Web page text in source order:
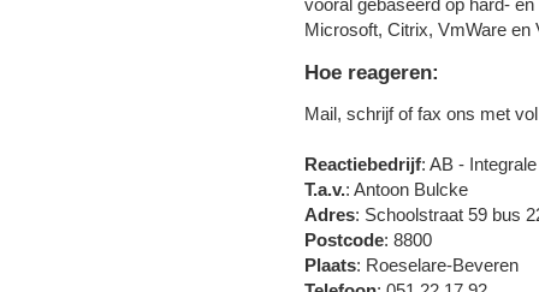
vooral gebaseerd op hard-
Microsoft, Citrix, VmWare en
Hoe reageren:
Mail, schrijf of fax ons met
Reactiebedrijf: AB -
T.a.v.: Antoon Bulcke
Adres: Schoolstraat 59 bus
Postcode: 8800
Plaats: Roeselare-Beveren